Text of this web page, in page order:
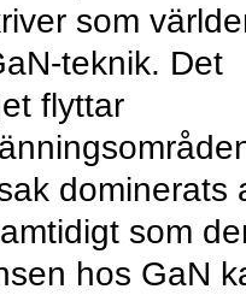
som
teknik. Det
flyttar
dominerats
som
hos GaN